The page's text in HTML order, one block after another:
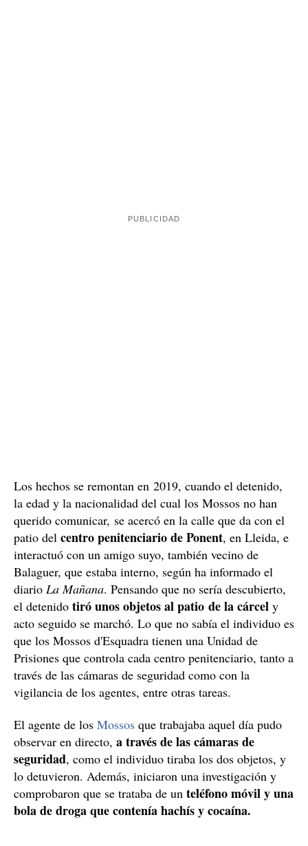
Los hechos se remontan en 2019, cuando el detenido,
la edad y la nacionalidad del cual los Mossos no han
querido comunicar, se acercó en la calle que da con el
patio del centro penitenciario de Ponent, en Lleida, e
interactuó con un amigo suyo, también vecino de
Balaguer, que estaba interno, según ha informado el
diario La Mañana. Pensando que no sería descubierto,
el detenido tiró unos objetos al patio de la cárcel y
acto seguido se marchó. Lo que no sabía el individuo es
que los Mossos d'Esquadra tienen una Unidad de
Prisiones que controla cada centro penitenciario, tanto a
través de las cámaras de seguridad como con la
vigilancia de los agentes, entre otras tareas.
El agente de los Mossos que trabajaba aquel día pudo
observar en directo, através de las cámaras de
seguridad, como el individuo tiraba los dos objetos, y
lo detuvieron. Además, iniciaron una investigación y
comprobaron que se trataba de un teléfono móvil y una
bola de droga que contenía hachís y cocaína.